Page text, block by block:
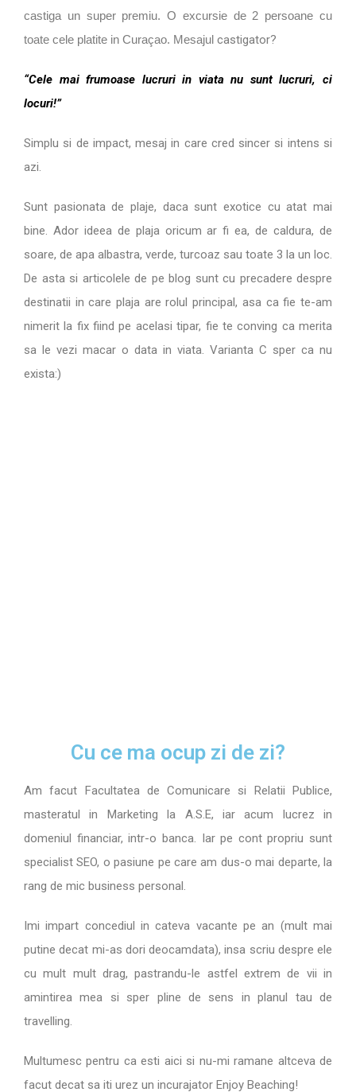
castiga un super premiu. O excursie de 2 persoane cu
toate cele platite in Curaçao. Mesajul castigator?
“Cele mai frumoase lucruri in viata nu sunt lucruri, ci
locuri!”
Simplu si de impact, mesaj in care cred sincer si intens si
azi.
Sunt pasionata de plaje, daca sunt exotice cu atat mai
bine. Ador ideea de plaja oricum ar fi ea, de caldura, de
soare, de apa albastra, verde, turcoaz sau toate 3 la un loc.
De asta si articolele de pe blog sunt cu precadere despre
destinatii in care plaja are rolul principal, asa ca fie te-am
nimerit la fix fiind pe acelasi tipar, fie te conving ca merita
sa le vezi macar o data in viata. Varianta C sper ca nu
exista:)
Cu ce ma ocup zi de zi?
Am facut Facultatea de Comunicare si Relatii Publice,
masteratul in Marketing la A.S.E, iar acum lucrez in
domeniul financiar, intr-o banca. Iar pe cont propriu sunt
specialist SEO, o pasiune pe care am dus-o mai departe, la
rang de mic business personal.
Imi impart concediul in cateva vacante pe an (mult mai
putine decat mi-as dori deocamdata), insa scriu despre ele
cu mult mult drag, pastrandu-le astfel extrem de vii in
amintirea mea si sper pline de sens in planul tau de
travelling.
Multumesc pentru ca esti aici si nu-mi ramane altceva de
facut decat sa iti urez un incurajator Enjoy Beaching!